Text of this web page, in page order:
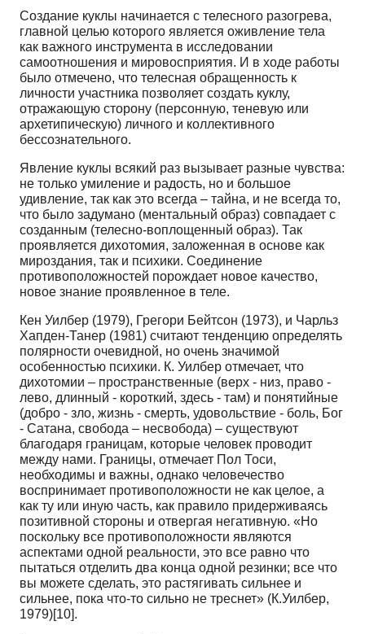
Создание куклы начинается с телесного разогрева,
главной целью которого является оживление тела
как важного инструмента в исследовании
самоотношения и мировосприятия. И в ходе работы
было отмечено, что телесная обращенность к
личности участника позволяет создать куклу,
отражающую сторону (персонную, теневую или
архетипическую) личного и коллективного
бессознательного.
Явление куклы всякий раз вызывает разные чувства:
не только умиление и радость, но и большое
удивление, так как это всегда – тайна, и не всегда то,
что было задумано (ментальный образ) совпадает с
созданным (телесно-воплощенный образ). Так
проявляется дихотомия, заложенная в основе как
мироздания, так и психики. Соединение
противоположностей порождает новое качество,
новое знание проявленное в теле.
Кен Уилбер (1979), Грегори Бейтсон (1973), и Чарльз
Хапден-Танер (1981) считают тенденцию определять
полярности очевидной, но очень значимой
особенностью психики. К. Уилбер отмечает, что
дихотомии – пространственные (верх - низ, право -
лево, длинный - короткий, здесь - там) и понятийные
(добро - зло, жизнь - смерть, удовольствие - боль, Бог
- Сатана, свобода – несвобода) – существуют
благодаря границам, которые человек проводит
между нами. Границы, отмечает Пол Тоси,
необходимы и важны, однако человечество
воспринимает противоположности не как целое, а
как ту или иную часть, как правило придерживаясь
позитивной стороны и отвергая негативную. «Но
поскольку все противоположности являются
аспектами одной реальности, это все равно что
пытаться отделить два конца одной резинки; все что
вы можете сделать, это растягивать сильнее и
сильнее, пока что-то сильно не треснет» (К.Уилбер,
1979)[10].